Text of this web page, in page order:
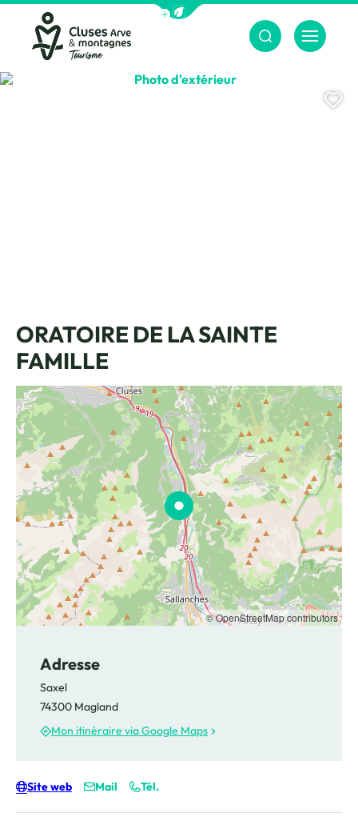
Afficher la barre de navigation du
Cluses Arve &amp; montagnes
Menu
ORATOIRE DE LA SAINTE
FAMILLE
Photo d'extérieur, © Charles
© OpenStreetMap contributors
Adresse
Saxel
74300 Magland
Mon itinéraire via Google Maps
Site web Mail Tél.